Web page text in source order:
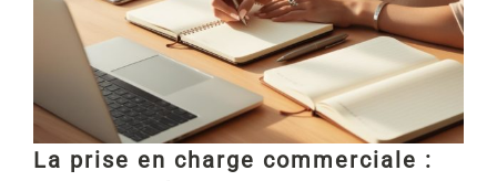
La prise en charge commerciale :